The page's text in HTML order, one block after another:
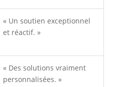
« Un soutien exceptionnel
et réactif. »
« Des solutions vraiment
personnalisées. »